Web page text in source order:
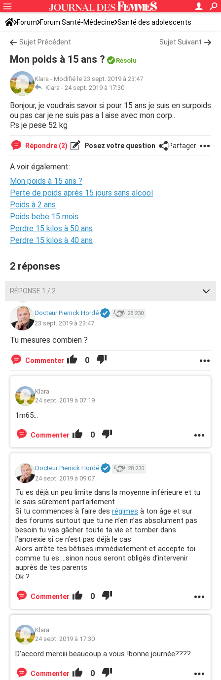
Forum Forum Santé-Médecine Santé des adolescents
Sujet Précédent Sujet Suivant
Mon poids à 15 ans ? Résolu
Klara - Modifié le 23 sept. 2019 à 23:47
Klara - 24 sept. 2019 à 17:30
Bonjour, je voudrais savoir si pour 15 ans je suis en surpoids
ou pas car je ne suis pas a l aise avec mon corp..
P.s je pese 52 kg
Répondre (2) Posez votre question Partager
A voir également:
Mon poids à 15 ans ?
Perte de poids après 15 jours sans alcool
Poids à 2 ans
Poids bebe 15 mois
Perdre 15 kilos à 50 ans
Perdre 15 kilos à 40 ans
2 réponses
RÉPONSE 1 / 2
Docteur Pierrick Hordé 28 230
23 sept. 2019 à 23:47
Tu mesures combien ?
Commenter 0
Klara
24 sept. 2019 à 07:19
1m65...
Commenter 0
Docteur Pierrick Hordé 28 230
24 sept. 2019 à 09:07
Tu es déjà un peu limite dans la moyenne inférieure et tu
le sais sûrement parfaitement
Si tu commences à faire des régimes à ton âge et sur
des forums surtout que tu ne n’en n’as absolument pas
besoin tu vas gâcher toute ta vie et tomber dans
l’anorexie si ce n’est pas déjà le cas
Alors arrête tes bêtises immédiatement et accepte toi
comme tu es ...sinon nous seront obligés d’intervenir
auprès de tes parents
Ok ?
Commenter 0
Klara
24 sept. 2019 à 17:30
D'accord merciii beaucoup a vous !bonne journée????
Commenter 0